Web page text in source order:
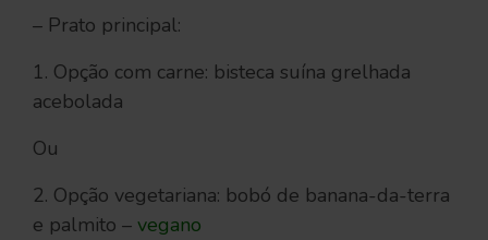
– Prato principal:
1. Opção com carne: bisteca suína grelhada
acebolada
Ou
2. Opção vegetariana: bobó de banana-da-terra
e palmito – vegano